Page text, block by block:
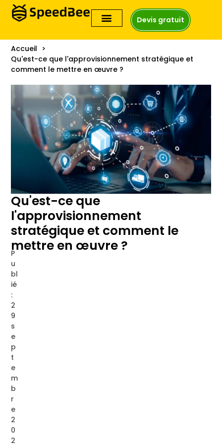
Devis gratuit
Accueil
Qu'est-ce que l'approvisionnement stratégique et
comment le mettre en œuvre ?
Qu'est-ce que
l'approvisionnement
stratégique et comment le
mettre en œuvre ?
P
u
bl
ié
:
2
9
s
e
p
t
e
m
b
r
e
2
0
2